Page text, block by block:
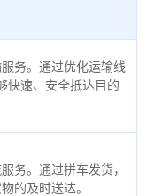
务。通过优化运输线
快速、安全抵达目的
务。通过拼车发货，
的及时送达。